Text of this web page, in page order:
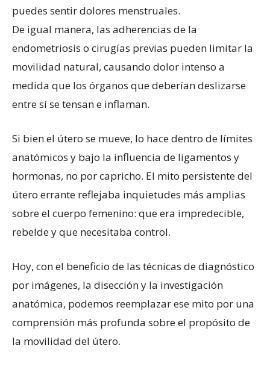
puedes sentir dolores menstruales.
De igual manera, las adherencias de la
endometriosis o cirugías previas pueden limitar la
movilidad natural, causando dolor intenso a
medida que los órganos que deberían deslizarse
entre sí se tensan e inflaman.
Si bien el útero se mueve, lo hace dentro de límites
anatómicos y bajo la influencia de ligamentos y
hormonas, no por capricho. El mito persistente del
útero errante reflejaba inquietudes más amplias
sobre el cuerpo femenino: que era impredecible,
rebelde y que necesitaba control.
Hoy, con el beneficio de las técnicas de diagnóstico
por imágenes, la disección y la investigación
anatómica, podemos reemplazar ese mito por una
comprensión más profunda sobre el propósito de
la movilidad del útero.